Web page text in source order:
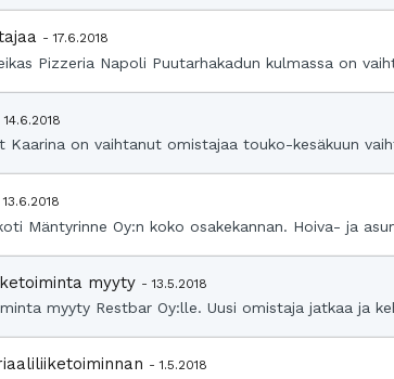
- 17.6.2018
Pizzeria Napoli Puutarhakadun kulmassa on
14.6.2018
on vaihtanut omistajaa touko-kesäkuun
Mäntyrinne Oy:n koko osakekannan. Hoiva- ja
myyty - 13.5.2018
myyty Restbar Oy:lle. Uusi omistaja jatkaa ja
- 1.5.2018